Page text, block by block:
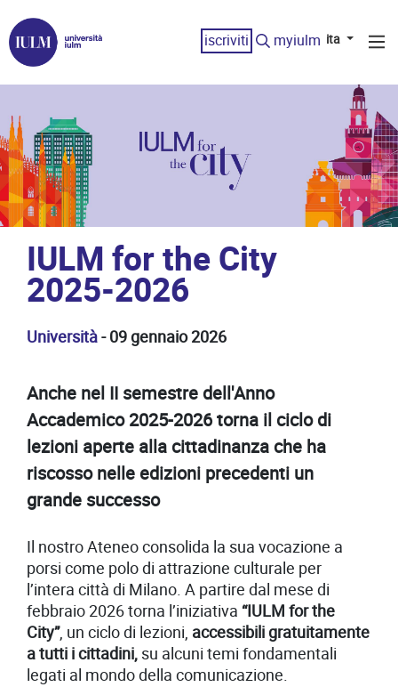
iscriviti myiulm ita
IULM for the City
2025-2026
Università- 09 gennaio 2026
Anche nel II semestre dell'Anno
Accademico 2025-2026 torna il ciclo di
lezioni aperte alla cittadinanza che ha
riscosso nelle edizioni precedenti un
grande successo
Il nostro Ateneo consolida la sua vocazione a
porsi come polo di attrazione culturale per
l’intera città di Milano. A partire dal mese di
febbraio 2026 torna l’iniziativa “IULM for the
City”, un ciclo di lezioni, accessibili gratuitamente
a tutti i cittadini, su alcuni temi fondamentali
legati al mondo della comunicazione.